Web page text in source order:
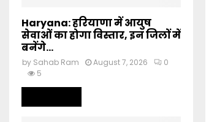
Haryana: हरियाणा में आयुष
सेवाओं का होगा विस्तार, इन जिलों में
बनेंगे...
by Sahab Ram August 7, 2026
0
5